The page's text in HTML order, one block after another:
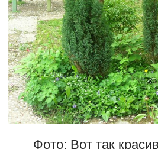
Фото: Вот так